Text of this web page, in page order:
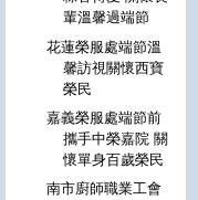
輩溫馨過端節
花蓮榮服處端節溫
馨訪視關懷西寶
榮民
嘉義榮服處端節前
攜手中榮嘉院 關
懷單身百歲榮民
南市廚師職業工會